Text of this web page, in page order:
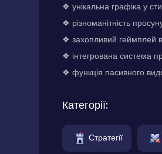
❖ унікальна графіка у
❖ різноманітність
❖ захопливий геймплей
❖ інтегрована система
❖ функція пасивного
Категорії:
Стратегії